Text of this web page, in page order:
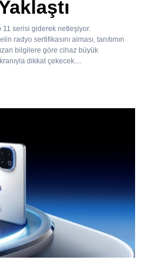
11 serisi giderek netleşiyor.
radyo sertifikasını alması, tanıtımın
bilgilere göre cihaz büyük
dikkat çekecek....